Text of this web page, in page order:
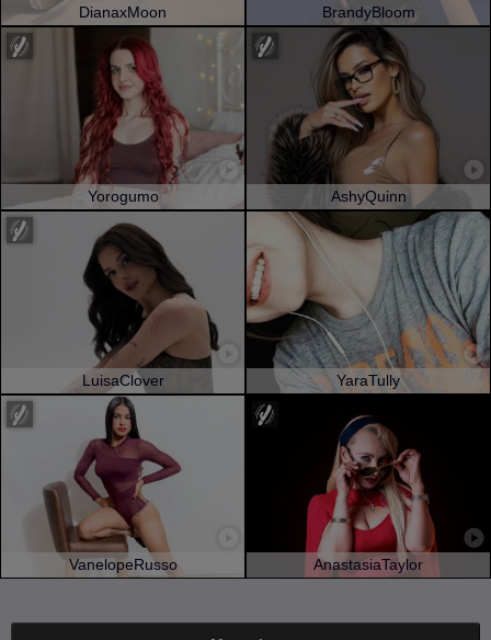
DianaxMoon BrandyBloom
Yorogumo AshyQuinn
LuisaClover YaraTully
VanelopeRusso AnastasiaTaylor